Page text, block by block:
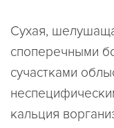
Сухая,
споперечными
сучастками
кальция